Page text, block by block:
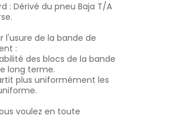
: Dérivé du pneu Baja T/A
l'usure de la bande de
:
des blocs de la bande
long terme.
plus uniformément les
voulez en toute